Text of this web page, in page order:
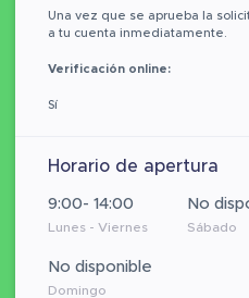
Una vez que se aprueba la
a tu cuenta inmediatamente.
Verificación online:
Sí
Horario de apertura
9:00- 14:00
Lunes - Viernes
No
Sábado
No disponible
Domingo